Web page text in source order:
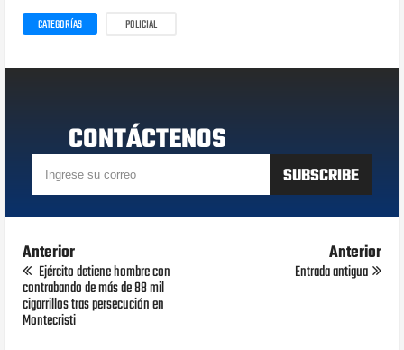
CATEGORÍAS POLICIAL
CONTÁCTENOS
Anterior
Ejército detiene hombre con
contrabando de más de 88 mil
cigarrillos tras persecución en
Montecristi
Anterior
Entrada antigua